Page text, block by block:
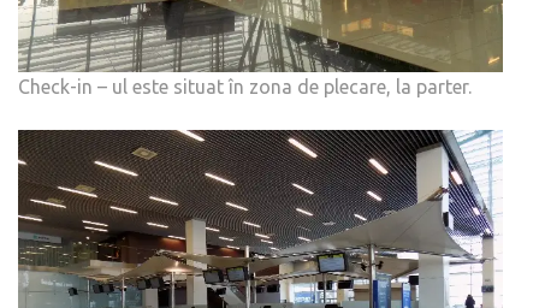
Check-in – ul este situat în zona de plecare, la parter.